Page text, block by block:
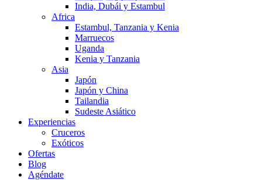
India, Dubái y Estambul
Africa
Estambul, Tanzania y Kenia
Marruecos
Uganda
Kenia y Tanzania
Asia
Japón
Japón y China
Tailandia
Sudeste Asiático
Experiencias
Cruceros
Exóticos
Ofertas
Blog
Agéndate